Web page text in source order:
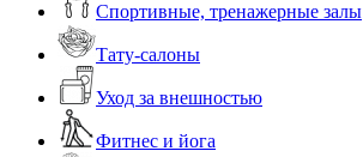
Спортивные, тренажерные залы
Тату-салоны
Уход за внешностью
Фитнес и йога